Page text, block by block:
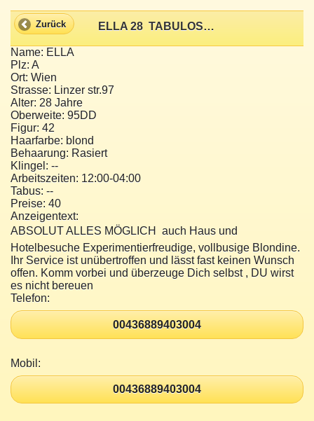
Zurück ELLA 28  TABULOSE ANAL FANATIKERIN
Name: ELLA
Plz: A
Ort: Wien
Strasse: Linzer str.97
Alter: 28 Jahre
Oberweite: 95DD
Figur: 42
Haarfarbe: blond
Behaarung: Rasiert
Klingel: --
Arbeitszeiten: 12:00-04:00
Tabus: --
Preise: 40
Anzeigentext:
ABSOLUT ALLES MÖGLICH  auch Haus und
Hotelbesuche Experimentierfreudige, vollbusige Blondine.
Ihr Service ist unübertroffen und lässt fast keinen Wunsch
offen. Komm vorbei und überzeuge Dich selbst , DU wirst
es nicht bereuen
Telefon:
00436889403004
Mobil:
00436889403004